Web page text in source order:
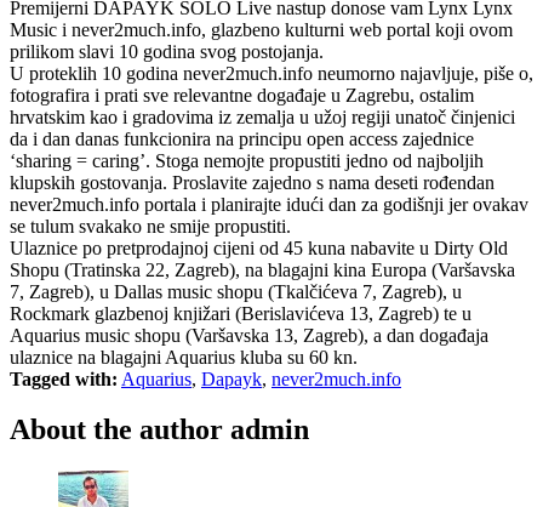
Premijerni DAPAYK SOLO Live nastup donose vam Lynx Lynx
Music i never2much.info, glazbeno kulturni web portal koji ovom
prilikom slavi 10 godina svog postojanja.
U proteklih 10 godina never2much.info neumorno najavljuje, piše o,
fotografira i prati sve relevantne događaje u Zagrebu, ostalim
hrvatskim kao i gradovima iz zemalja u užoj regiji unatoč činjenici
da i dan danas funkcionira na principu open access zajednice
‘sharing = caring’. Stoga nemojte propustiti jedno od najboljih
klupskih gostovanja. Proslavite zajedno s nama deseti rođendan
never2much.info portala i planirajte idući dan za godišnji jer ovakav
se tulum svakako ne smije propustiti.
Ulaznice po pretprodajnoj cijeni od 45 kuna nabavite u Dirty Old
Shopu (Tratinska 22, Zagreb), na blagajni kina Europa (Varšavska
7, Zagreb), u Dallas music shopu (Tkalčićeva 7, Zagreb), u
Rockmark glazbenoj knjižari (Berislavićeva 13, Zagreb) te u
Aquarius music shopu (Varšavska 13, Zagreb), a dan događaja
ulaznice na blagajni Aquarius kluba su 60 kn.
Tagged with: Aquarius, Dapayk, never2much.info
About the author admin